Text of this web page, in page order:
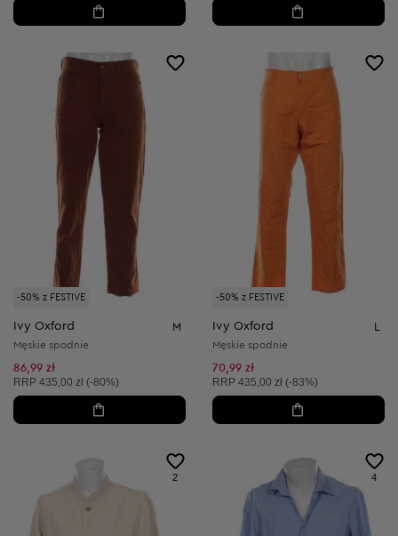
-50% z FESTIVE
Ivy Oxford M
Męskie spodnie
86,99 zł
Cena sugerowana:
RRP 435,00 zł (-80%)
-50% z FESTIVE
Ivy Oxford
Męskie spodnie
70,99 zł
Cena sugerowana:
RRP 435,00 zł (-83%)
2 4